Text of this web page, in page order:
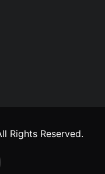
Rights Reserved.